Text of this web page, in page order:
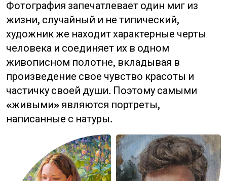
Фотография запечатлевает один миг из
жизни, случайный и не типический,
художник же находит характерные черты
человека и соединяет их в одном
живописном полотне, вкладывая в
произведение свое чувство красоты и
частичку своей души. Поэтому самыми
«живыми» являются портреты,
написанные с натуры.